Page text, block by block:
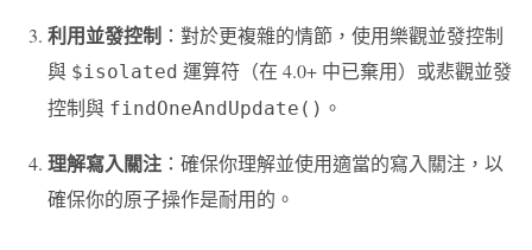
利用並發控制 ：對於更複雜的情節，使用樂觀並發控制
與 $isolated 運算符（在 4.0+ 中已棄用）或悲觀並發
控制與 findOneAndUpdate() 。
理解寫入關注 ：確保你理解並使用適當的寫入關注，以
確保你的原子操作是耐用的。